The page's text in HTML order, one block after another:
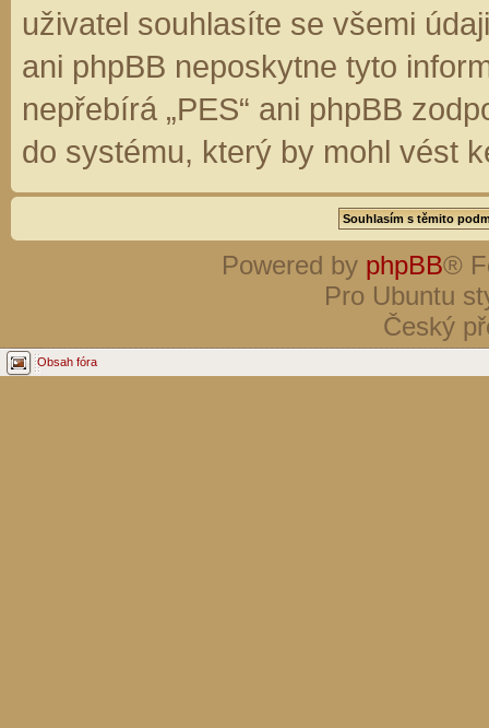
uživatel souhlasíte se všemi
ani phpBB neposkytne tyto
nepřebírá „PES“ ani phpBB
do systému, který by mohl vést
Powered by phpBB®
Pro Ubuntu
Český
Obsah fóra